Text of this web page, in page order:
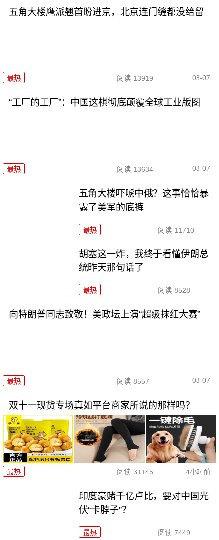
五角大楼鹰派翘首盼进京，北京连门缝都没给留
最热 阅读 13919 08-07
“工厂的工厂”：中国这棋彻底颠覆全球工业版图
最热 阅读 13634 08-07
五角大楼吓唬中俄？这事恰恰暴
露了美军的底裤
最热 阅读 11710
胡塞这一炸，我终于看懂伊朗总
统昨天那句话了
最热 阅读 8528
向特朗普同志致敬！美政坛上演“超级抹红大赛”
最热 阅读 8557 08-07
双十一现货专场真如平台商家所说的那样吗？
最热 阅读 31145 4小时前
印度豪赌千亿卢比，要对中国光
伏“卡脖子”？
最热 阅读 7449